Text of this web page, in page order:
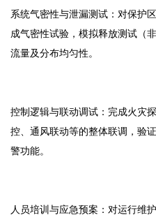
系统气密性与泄漏测试：对保护
成气密性试验，模拟释放测试（
流量及分布均匀性。
控制逻辑与联动调试：完成火灾
控、通风联动等的整体联调，验
警功能。
人员培训与应急预案：对运行维